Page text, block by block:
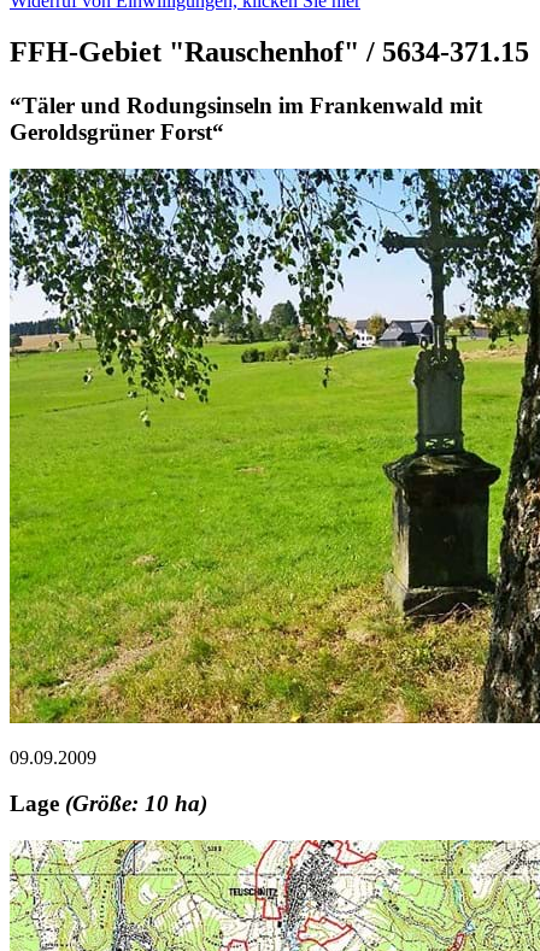
FFH-Gebiet "Rauschenhof" / 5634-371.15
“Täler und Rodungsinseln im Frankenwald mit
Geroldsgrüner Forst“
09.09.2009
Lage (Größe: 10 ha)